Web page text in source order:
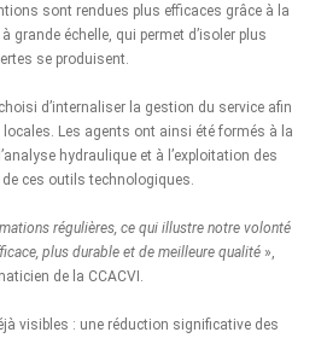
sont rendues plus efficaces grâce à la
grande échelle, qui permet d’isoler plus
se produisent.
d’internaliser la gestion du service afin
Les agents ont ainsi été formés à la
hydraulique et à l’exploitation des
ces outils technologiques.
régulières, ce qui illustre notre volonté
plus durable et de meilleure qualité »,
de la CCACVI.
visibles : une réduction significative des